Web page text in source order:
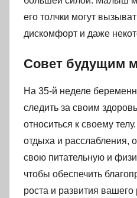
его толчки могут
дискомфорт и даже
Совет будущим
На 35-й неделе
следить за своим
относиться к своему
отдыха и расслабления,
свою питательную и
чтобы обеспечить
роста и развития вашего